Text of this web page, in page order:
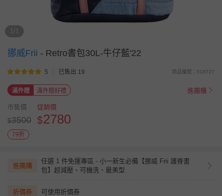
1/1
挪威Frii - Retro書包30L-牛仔藍'22
5 已售出 19 商品編號：518727
滿件贈 滿件贈好禮 進團購
市售價
$3500
促銷價
$2780
79折
進團購
任選 1 件免運專區 - 小一新生必備【挪威 Frii 護脊書
包】超減壓、可機洗、最美型
折價券 可使用折價券